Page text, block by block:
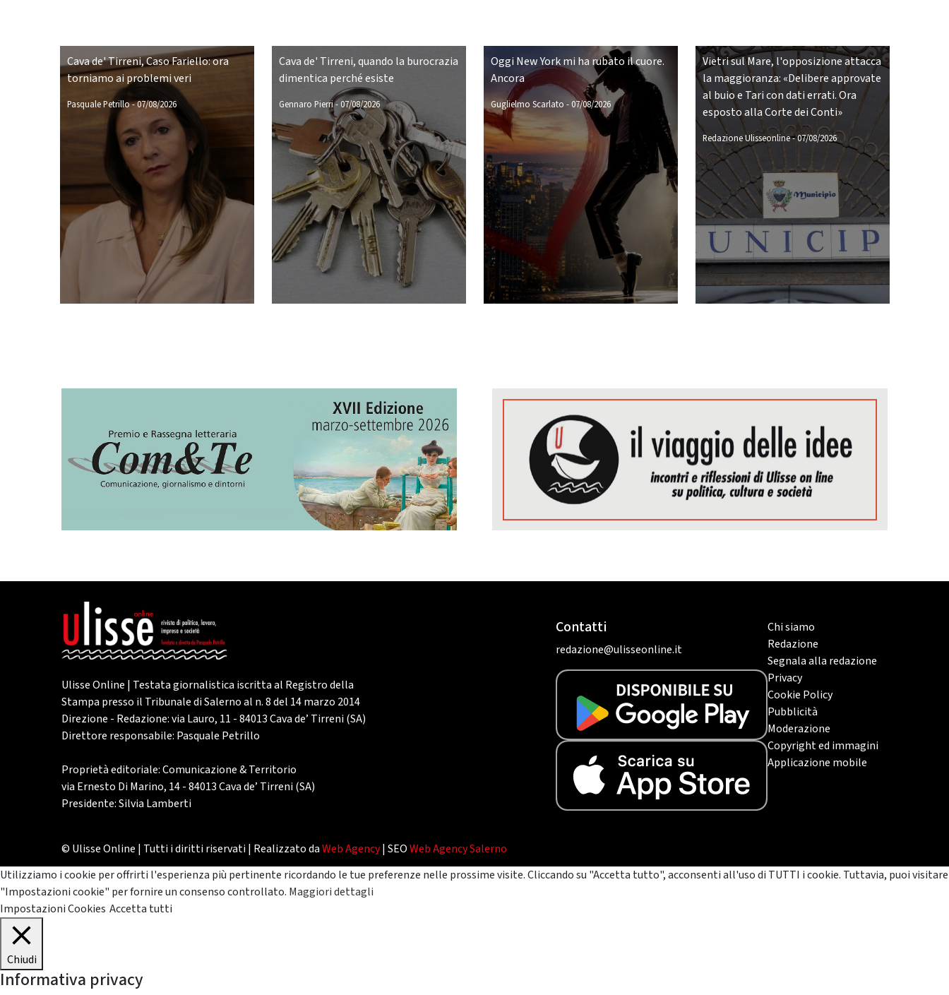
Cava de' Tirreni, Caso Fariello: ora
torniamo ai problemi veri
Pasquale Petrillo-07/08/2026
Cava de' Tirreni, quando la burocrazia
dimentica perché esiste
Gennaro Pierri- 07/08/2026
Oggi New York mi ha rubato il cuore.
Ancora
Guglielmo Scarlato -07/08/2026
Vietri sul Mare, l'opposizione attacca
la maggioranza: «Delibere approvate
al buio e Tari con dati errati. Ora
esposto alla Corte dei Conti»
Redazione Ulisseonline-07/08/2026
Ulisse Online | Testata giornalistica iscritta al Registro della
Stampa presso il Tribunale di Salerno al n. 8 del 14 marzo 2014
Direzione - Redazione: via Lauro, 11 - 84013 Cava de’ Tirreni (SA)
Direttore responsabile: Pasquale Petrillo
Proprietà editoriale: Comunicazione & Territorio
via Ernesto Di Marino, 14 - 84013 Cava de’ Tirreni (SA)
Presidente: Silvia Lamberti
Contatti
redazione@ulisseonline.it
Chi siamo
Redazione
Segnala alla redazione
Privacy
Cookie Policy
Pubblicità
Moderazione
Copyright ed immagini
Applicazione mobile
© Ulisse Online | Tutti i diritti riservati | Realizzato daWeb Agency| SEOWeb Agency Salerno
Utilizziamo i cookie per offrirti l'esperienza più pertinente ricordando le tue preferenze nelle prossime visite. Cliccando su "Accetta tutto", acconsenti all'uso di TUTTI i cookie. Tuttavia, puoi visitare
"Impostazioni cookie" per fornire un consenso controllato. Maggiori dettagli
Impostazioni Cookies Accetta tutti
Chiudi
Informativa privacy